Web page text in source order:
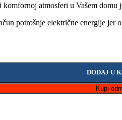
atmosferi u Vašem domu
potrošnje električne energije jer
DODAJ U
Kupi